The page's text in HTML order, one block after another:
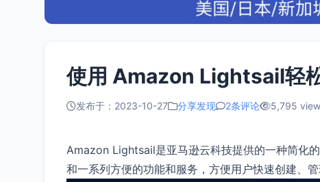
使用 Amazon Lightsail轻
发布于：2023-10-27 分享发现 2条评论 5,795
Amazon Lightsail是亚马逊云科技提供的一种简化
和一系列方便的功能和服务，方便用户快速创建、